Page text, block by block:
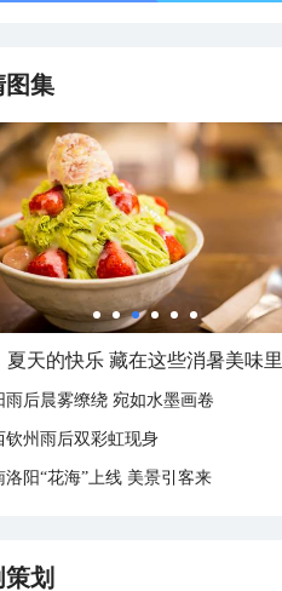
图集
夏天的快乐 藏在这些消暑美味里
雨后晨雾缭绕 宛如水墨画卷
钦州雨后双彩虹现身
洛阳“花海”上线 美景引客来
划